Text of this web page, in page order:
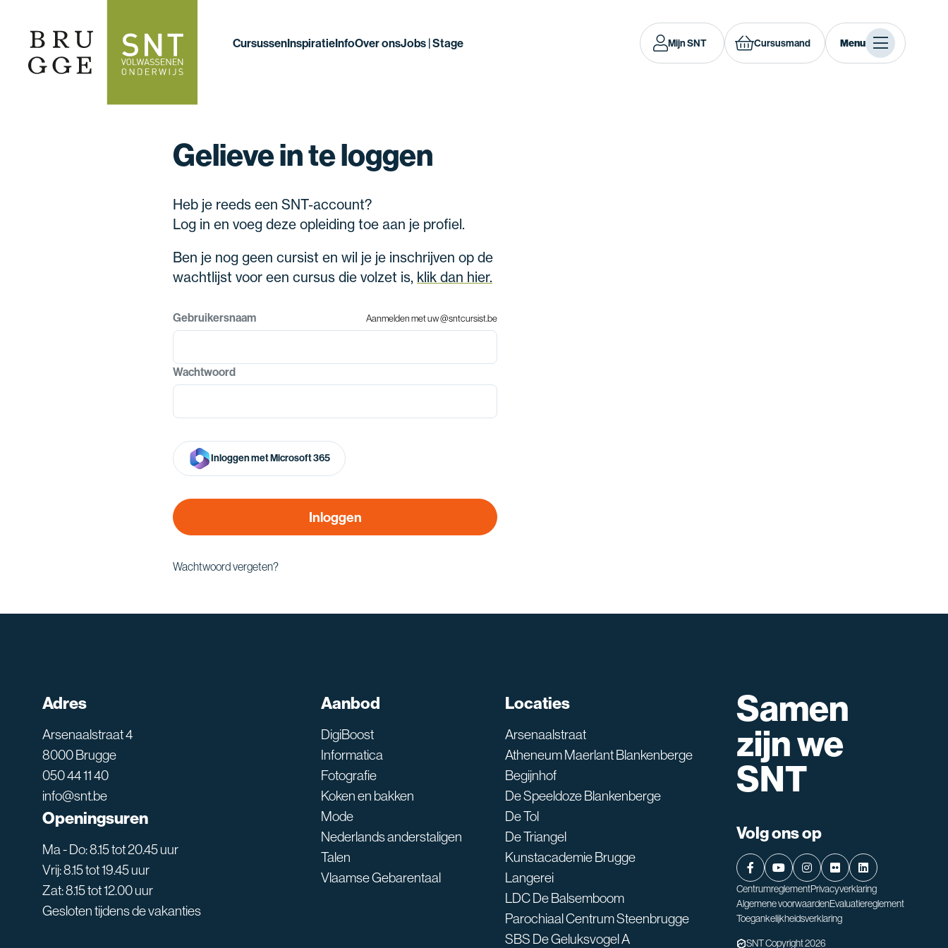
CursussenInspiratieInfoOver onsJobs | Stage Mijn SNT Cursusmand Menu
Gelieve in teloggen
Heb je reeds een SNT-account?
Log in en voeg deze opleiding toe aan je profiel.
Ben je nog geen cursist en wil je je inschrijven op de
wachtlijst voor een cursus die volzet is, klik dan hier.
Gebruikersnaam Aanmelden met uw @sntcursist.be
Wachtwoord
Inloggen met Microsoft 365
Inloggen
Wachtwoord vergeten?
Adres
Arsenaalstraat 4
8000 Brugge
050 44 11 40
info@snt.be
Openingsuren
Ma - Do: 8.15 tot 20.45 uur
Vrij: 8.15 tot 19.45 uur
Zat: 8.15 tot 12.00 uur
Gesloten tijdens de vakanties
Aanbod
DigiBoost
Informatica
Fotografie
Koken en bakken
Mode
Nederlands anderstaligen
Talen
Vlaamse Gebarentaal
Locaties
Arsenaalstraat
Atheneum Maerlant Blankenberge
Begijnhof
De Speeldoze Blankenberge
De Tol
De Triangel
Kunstacademie Brugge
Langerei
LDC De Balsemboom
Parochiaal Centrum Steenbrugge
SBS De Geluksvogel A
Samen
zijn we
SNT
Volg ons op
CentrumreglementPrivacyverklaring
Algemene voorwaardenEvaluatiereglement
Toegankelijkheidsverklaring
SNT Copyright 2026
SNT assistent